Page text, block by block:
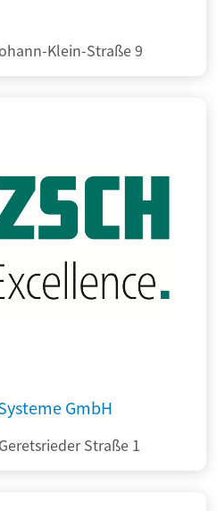
Klein-Straße 9
GmbH
Straße 1